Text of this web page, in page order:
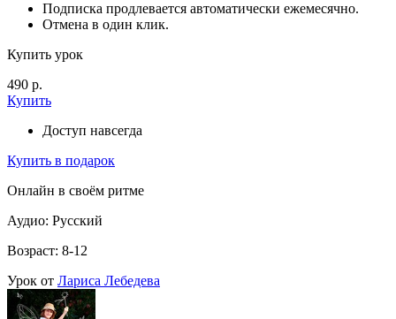
Подписка продлевается автоматически ежемесячно.
Отмена в один клик.
Купить урок
490 р.
Купить
Доступ навсегда
Купить в подарок
Онлайн в своём ритме
Аудио: Русский
Возраст: 8-12
Урок от Лариса Лебедева